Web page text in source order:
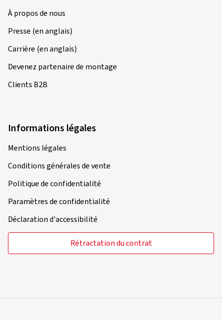
À propos de nous
Presse (en anglais)
Carrière (en anglais)
Devenez partenaire de montage
Clients B2B
Informations légales
Mentions légales
Conditions générales de vente
Politique de confidentialité
Paramètres de confidentialité
Déclaration d'accessibilité
Rétractation du contrat